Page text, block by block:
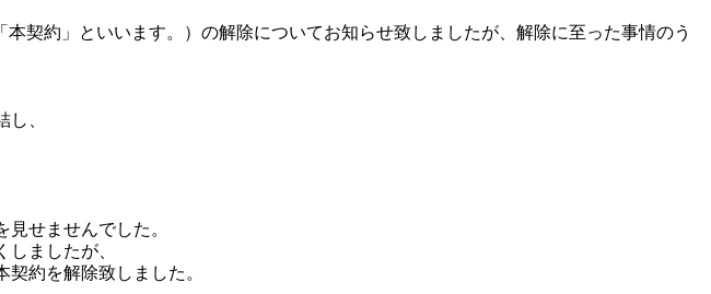
契約」といいます。）の解除についてお知らせ致しましたが、解除に至った事情のう
、
せませんでした。
ましたが、
約を解除致しました。